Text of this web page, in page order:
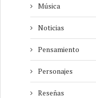
Música
Noticias
Pensamiento
Personajes
Reseñas